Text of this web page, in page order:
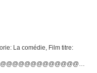
La comédie, Film titre: